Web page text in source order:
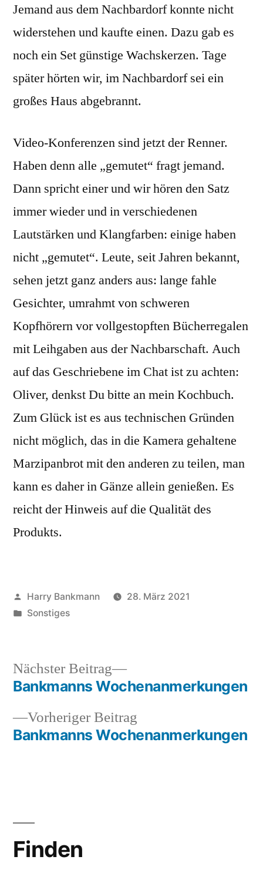
Jemand aus dem Nachbardorf konnte nicht
widerstehen und kaufte einen. Dazu gab es
noch ein Set günstige Wachskerzen. Tage
später hörten wir, im Nachbardorf sei ein
großes Haus abgebrannt.
Video-Konferenzen sind jetzt der Renner.
Haben denn alle „gemutet“ fragt jemand.
Dann spricht einer und wir hören den Satz
immer wieder und in verschiedenen
Lautstärken und Klangfarben: einige haben
nicht „gemutet“. Leute, seit Jahren bekannt,
sehen jetzt ganz anders aus: lange fahle
Gesichter, umrahmt von schweren
Kopfhörern vor vollgestopften Bücherregalen
mit Leihgaben aus der Nachbarschaft. Auch
auf das Geschriebene im Chat ist zu achten:
Oliver, denkst Du bitte an mein Kochbuch.
Zum Glück ist es aus technischen Gründen
nicht möglich, das in die Kamera gehaltene
Marzipanbrot mit den anderen zu teilen, man
kann es daher in Gänze allein genießen. Es
reicht der Hinweis auf die Qualität des
Produkts.
Veröffentlicht
von
Harry Bankmann
28. März 2021
Veröffentlicht
Sonstiges
Beitragsnavigation
Vorheriger Beitrag
Beitrag:
Bankmanns Wochenanmerkungen
Nächster Beitrag
Nächster
Beitrag:
Bankmanns Wochenanmerkungen
Finden